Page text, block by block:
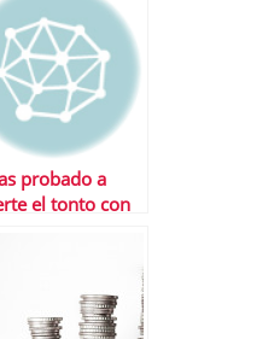
probado a
el tonto con